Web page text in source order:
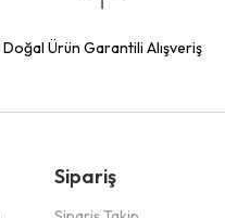
Doğal Ürün Garantili Alışveriş
Sipariş